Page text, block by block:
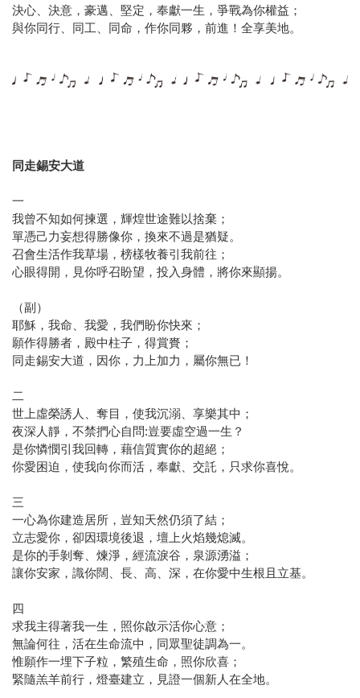
決心、決意，豪邁、堅定，奉獻一生，爭戰為你權益；
與你同行、同工、同命，作你同夥，前進！全享美地。
同走錫安大道
一
我曾不知如何揀選，輝煌世途難以捨棄；
單憑己力妄想得勝像你，換來不過是猶疑。
召會生活作我草場，榜樣牧養引我前往；
心眼得開，見你呼召盼望，投入身體，將你來顯揚。
（副）
耶穌，我命、我愛，我們盼你快來；
願作得勝者，殿中柱子，得賞賚；
同走錫安大道，因你，力上加力，屬你無已！
二
世上虛榮誘人、奪目，使我沉溺、享樂其中；
夜深人靜，不禁捫心自問:豈要虛空過一生？
是你憐憫引我回轉，藉信質實你的超絕；
你愛困迫，使我向你而活，奉獻、交託，只求你喜悅。
三
一心為你建造居所，豈知天然仍須了結；
立志愛你，卻因環境後退，壇上火焰幾熄滅。
是你的手剝奪、煉淨，經流淚谷，泉源湧溢；
讓你安家，識你闊、長、高、深，在你愛中生根且立基。
四
求我主得著我一生，照你啟示活你心意；
無論何往，活在生命流中，同眾聖徒調為一。
惟願作一埋下子粒，繁殖生命，照你欣喜；
緊隨羔羊前行，燈臺建立，見證一個新人在全地。